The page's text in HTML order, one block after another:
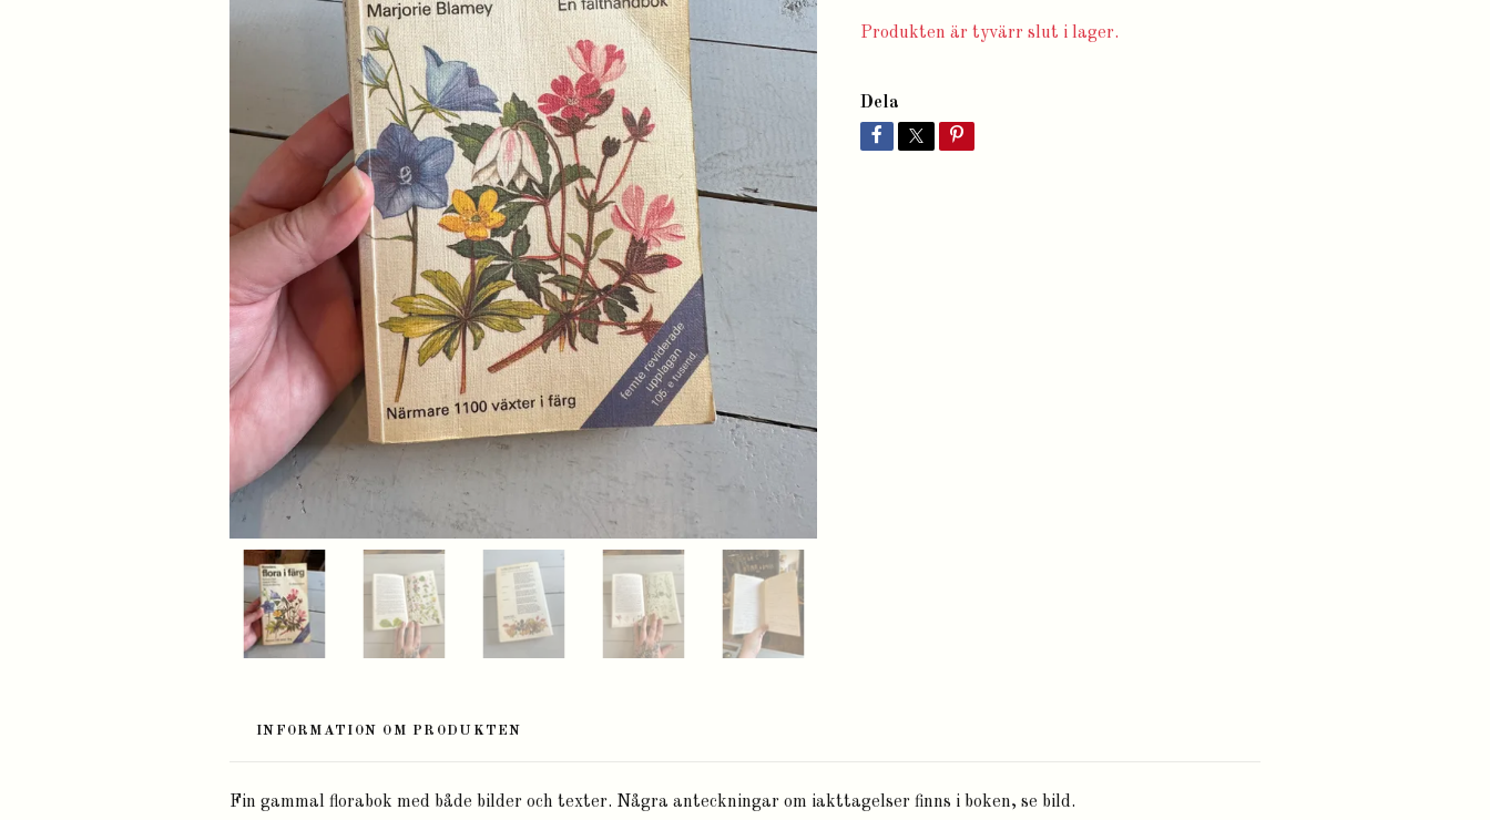
Produkten är tyvärr slut i lager.
Dela
INFORMATION OM PRODUKTEN
Fin gammal florabok med både bilder och texter. Några anteckningar om iakttagelser finns i boken, se bild.